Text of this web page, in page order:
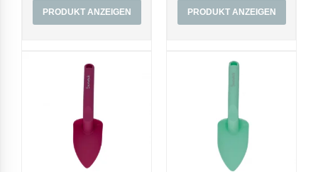
PRODUKT ANZEIGEN PRODUKT ANZEIGEN